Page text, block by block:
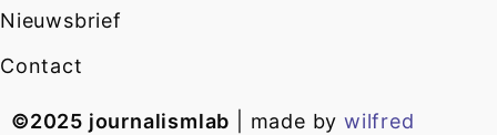
Nieuwsbrief
Contact
©2025 journalismlab | made bywilfred